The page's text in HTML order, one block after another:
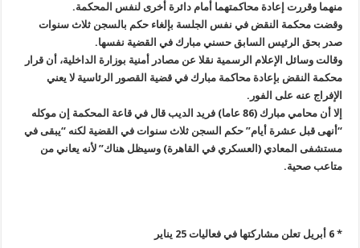
منهما وقررت إعادة محاكمتهما أمام دائرة أخرى لنفس المحكمة.
وقضت محكمة النقض في نفس الجلسة بإلغاء حكم بالسجن ثلاث سنوات
صدر بحق الرئيس السابق حسني مبارك في القضية نفسها.
وقالت وسائل الإعلام الرسمية نقلا عن مصادر أمنية بوزارة الداخلية، أن قرار
محكمة النقض بإعادة محاكمة مبارك في قضية القصور الرئاسية لا يعني
الإفراج عنه على الفور .
إلا أن محامي مبارك (86 عاما) فريد الديب قال في قاعة المحكمة إن موكله
“أنهى قبل عشرة أيام” حكم السجن ثلاث سنوات في القضية لكنه “يبقى في
مستشفى المعادي (العسكري في القاهرة) وسيظل هناك” لأنه يعاني من
متاعب صحية.
*
6 أبريل تعلن مشاركتها في فعاليات 25 يناير